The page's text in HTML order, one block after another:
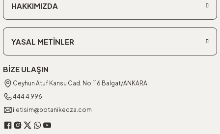
HAKKIMIZDA
YASAL METİNLER
BİZE ULAŞIN
Ceyhun Atuf Kansu Cad. No:116 Balgat/ANKARA
444 4 996
iletisim@botanikecza.com